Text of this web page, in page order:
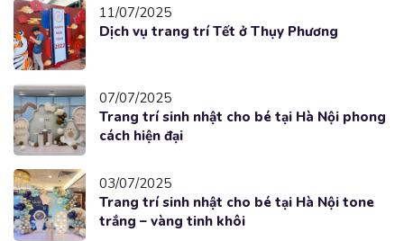
11/07/2025
Dịch vụ trang trí Tết ở Thụy Phương
07/07/2025
Trang trí sinh nhật cho bé tại Hà Nội phong
cách hiện đại
03/07/2025
Trang trí sinh nhật cho bé tại Hà Nội tone
trắng – vàng tinh khôi